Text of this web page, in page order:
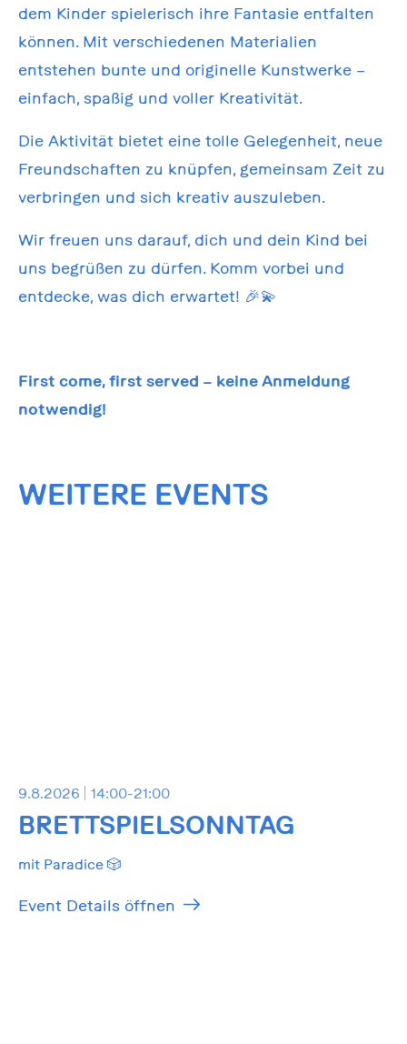
dem Kinder spielerisch ihre Fantasie entfalten
können. Mit verschiedenen Materialien
entstehen bunte und originelle Kunstwerke –
einfach, spaßig und voller Kreativität.
Die Aktivität bietet eine tolle Gelegenheit, neue
Freundschaften zu knüpfen, gemeinsam Zeit zu
verbringen und sich kreativ auszuleben.
Wir freuen uns darauf, dich und dein Kind bei
uns begrüßen zu dürfen. Komm vorbei und
entdecke, was dich erwartet! 🎉💫
First come, first served – keine Anmeldung
notwendig!
WEITERE EVENTS
9.8.2026 14:00-21:00
BRETTSPIELSONNTAG
mit Paradice 🎲
Event Details öffnen